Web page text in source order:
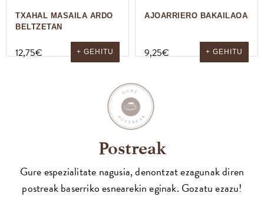
TXAHAL MASAILA ARDO
BELTZETAN
12,75€ + GEHITU
AJOARRIERO BAKAILAOA
9,25€ + GEHITU
Postreak
Gure espezialitate nagusia, denontzat ezagunak diren
postreak baserriko esnearekin eginak. Gozatu ezazu!